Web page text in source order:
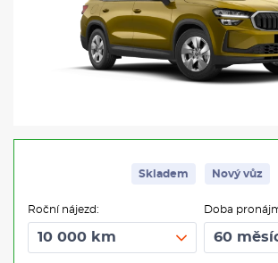
Skladem Nový vůz
Roční nájezd: Doba